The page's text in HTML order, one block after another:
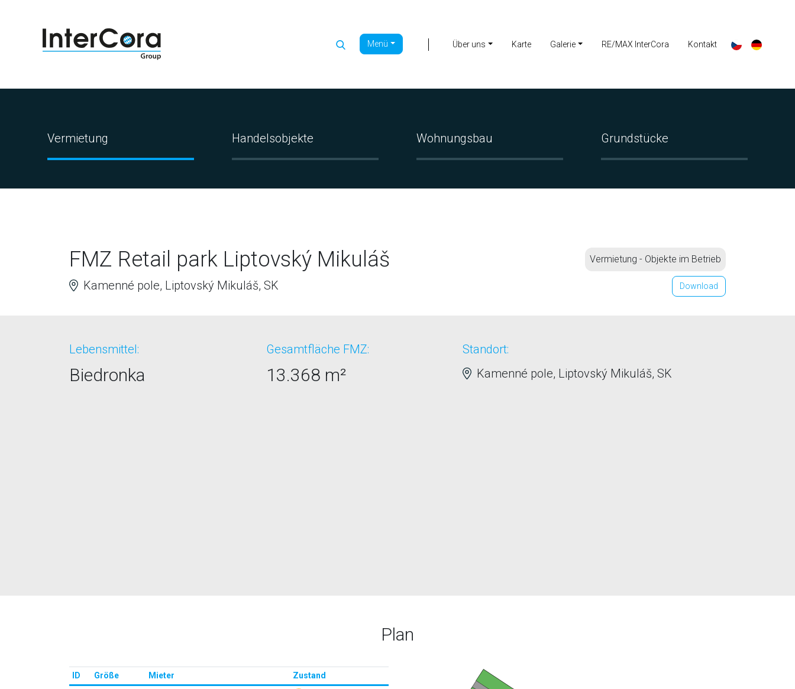
Menü Über uns Karte Galerie RE/MAX InterCora Kontakt
Vermietung Handelsobjekte Wohnungsbau Grundstücke
FMZ Retail park Liptovský Mikuláš
Kamenné pole, Liptovský Mikuláš, SK
Vermietung - Objekte im Betrieb
Download
Lebensmittel:
Biedronka
Gesamtfläche FMZ:
13.368 m²
Standort:
Kamenné pole, Liptovský Mikuláš, SK
Plan
ID Größe Mieter
Zustand